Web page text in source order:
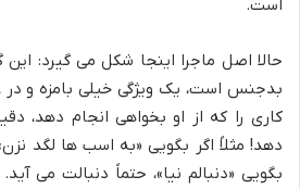
است.
حالا اصل ماجرا اینجا شکل می گیرد: این
بدجنس است، یک ویژگی خیلی بامزه و در
کاری را که از او بخواهی انجام دهد،
دهد! مثلاً اگر بگویی «به اسب ها لگد
بگویی «دنبالم نیا»، حتماً دنبالت می